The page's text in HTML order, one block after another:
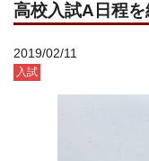
高校入試A日程
2019/02/11
入試